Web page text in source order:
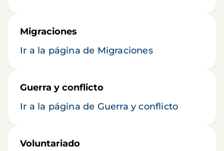
Migraciones
Ir a la página de Migraciones
Guerra y conflicto
Ir a la página de Guerra y conflicto
Voluntariado